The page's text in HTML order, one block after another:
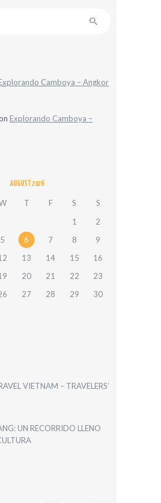
Camboya – Angkor
Explorando Camboya –
AUGUST 2026
T F S
S
1
2
5 6 7 8
9
13 14 15
16
20 21 22
23
27 28 29
30
VIETNAM – TRAVELERS’
UN RECORRIDO LLENO